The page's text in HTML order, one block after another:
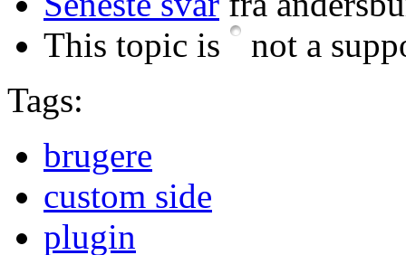
This topic is
not a
Tags:
brugere
custom side
plugin